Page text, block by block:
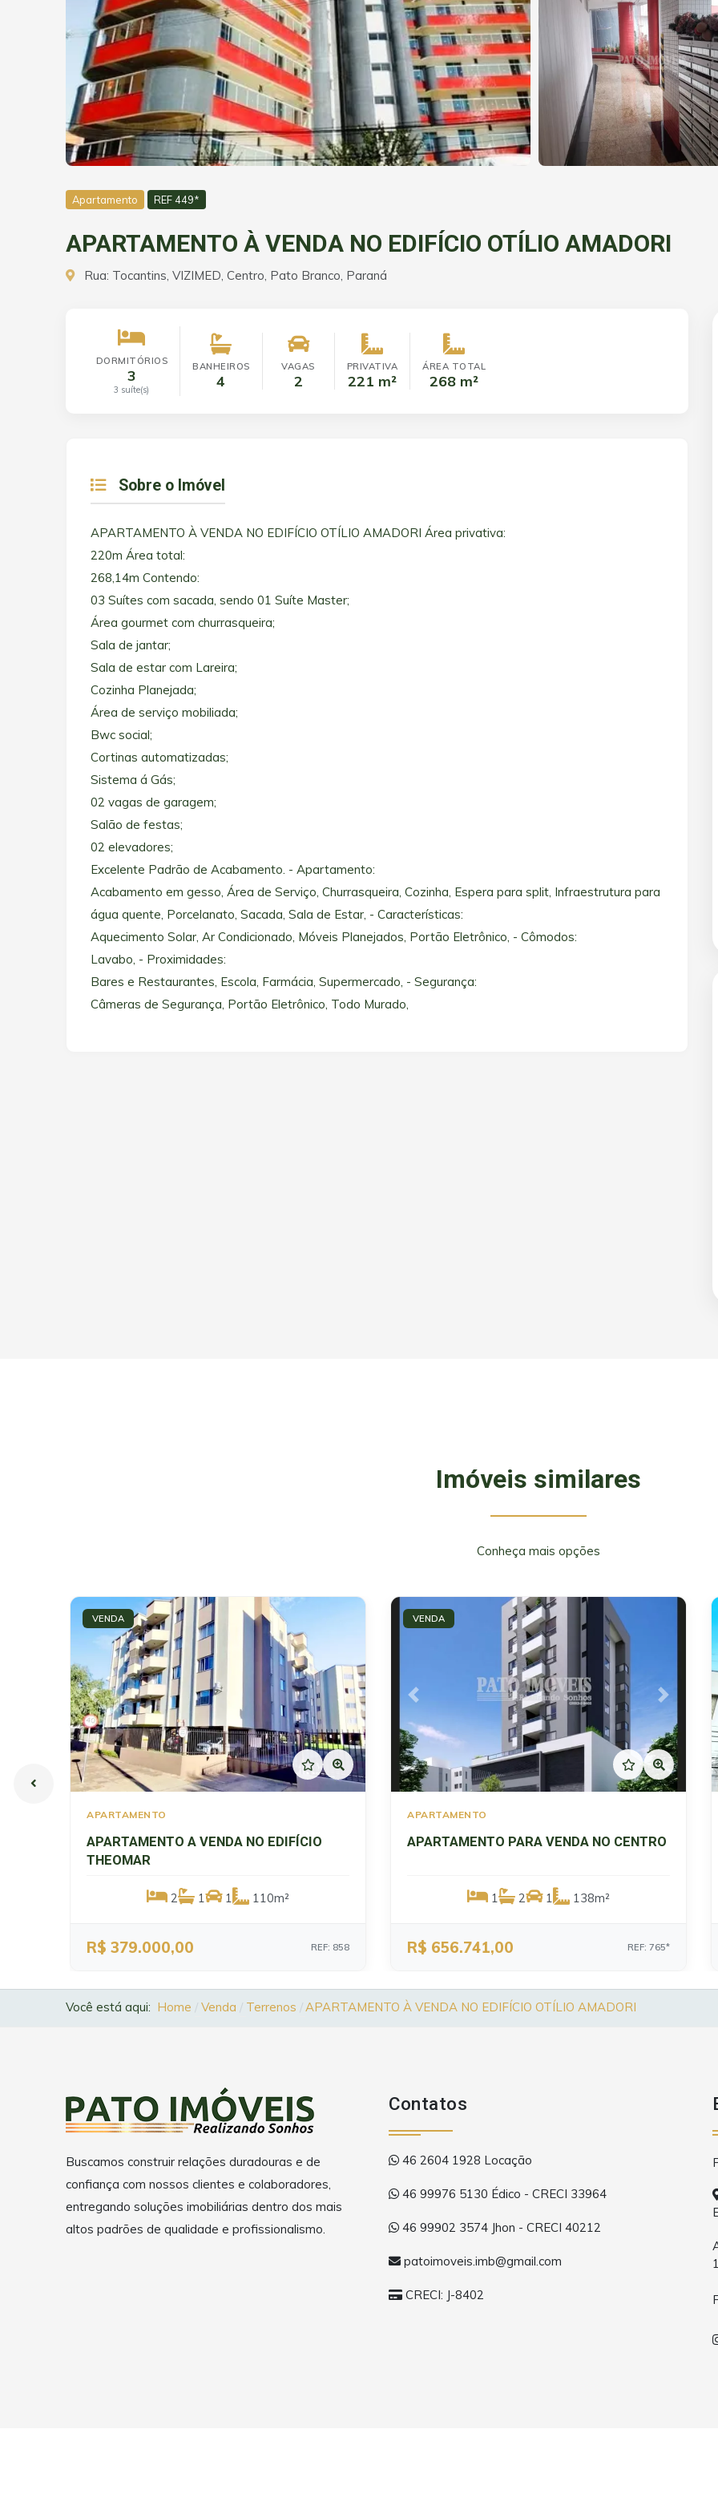
Apartamento REF 449*
APARTAMENTO À VENDA NO EDIFÍCIO OTÍLIO AMADORI
Rua: Tocantins, VIZIMED, Centro, Pato Branco, Paraná
DORMITÓRIOS
3
3 suíte(s)
BANHEIROS
4
VAGAS
2
PRIVATIVA
221 m²
ÁREA TOTAL
268 m²
Sobre o Imóvel
APARTAMENTO À VENDA NO EDIFÍCIO OTÍLIO AMADORI Área privativa:
220m Área total:
268,14m Contendo:
03 Suítes com sacada, sendo 01 Suíte Master;
Área gourmet com churrasqueira;
Sala de jantar;
Sala de estar com Lareira;
Cozinha Planejada;
Área de serviço mobiliada;
Bwc social;
Cortinas automatizadas;
Sistema á Gás;
02 vagas de garagem;
Salão de festas;
02 elevadores;
Excelente Padrão de Acabamento. - Apartamento:
Acabamento em gesso, Área de Serviço, Churrasqueira, Cozinha, Espera para split, Infraestrutura para
água quente, Porcelanato, Sacada, Sala de Estar, - Características:
Aquecimento Solar, Ar Condicionado, Móveis Planejados, Portão Eletrônico, - Cômodos:
Lavabo, - Proximidades:
Bares e Restaurantes, Escola, Farmácia, Supermercado, - Segurança:
Câmeras de Segurança, Portão Eletrônico, Todo Murado,
Imóveis similares
Conheça mais opções
VENDA
Previous Next
APARTAMENTO
APARTAMENTO A VENDA NO EDIFÍCIO
THEOMAR
2 1 1 110m²
R$ 379.000,00 REF: 858
VENDA
Previous Next
APARTAMENTO
APARTAMENTO PARA VENDA NO CENTRO
1 2 1 138m²
R$ 656.741,00 REF: 765*
Você está aqui: Home Venda Terrenos APARTAMENTO À VENDA NO EDIFÍCIO OTÍLIO AMADORI
Buscamos construir relações duradouras e de
confiança com nossos clientes e colaboradores,
entregando soluções imobiliárias dentro dos mais
altos padrões de qualidade e profissionalismo.
Contatos
46 2604 1928 Locação
46 99976 5130 Édico - CRECI 33964
46 99902 3574 Jhon - CRECI 40212
patoimoveis.imb@gmail.com
CRECI: J-8402